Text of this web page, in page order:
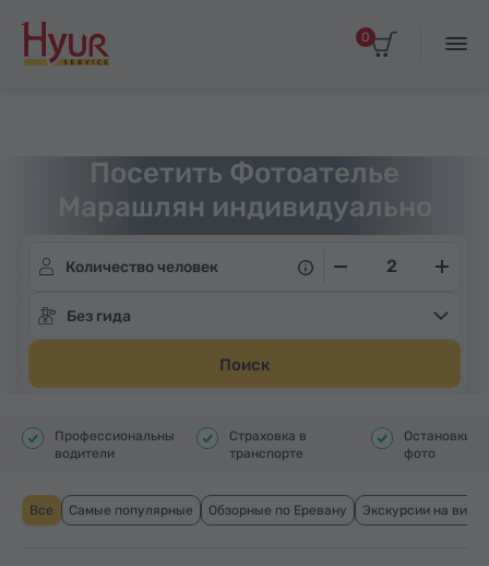
0
Посетить Фотоателье
Марашлян индивидуально
Количество человек
Без гида
Поиск
Профессиональные
водители
Страховка в
транспорте
Остановки
фото
Все Самые популярные Обзорные по Еревану Экскурсии на